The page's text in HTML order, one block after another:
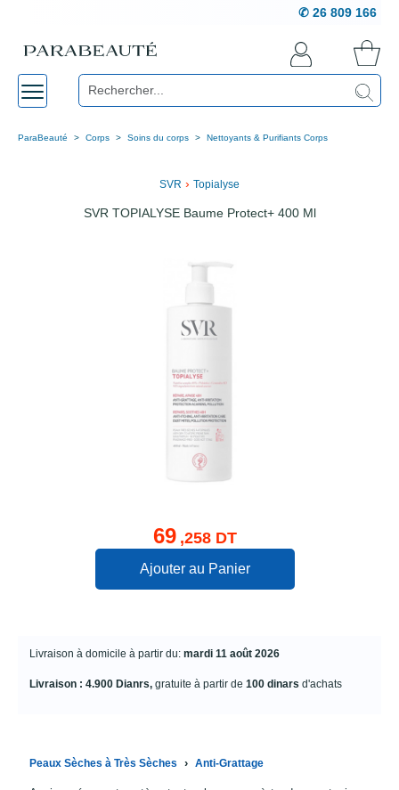
✆ 26 809 166
ParaBeauté Corps Soins du corps Nettoyants & Purifiants Corps
SVR › Topialyse
SVR TOPIALYSE Baume Protect+ 400 Ml
69 ,258 DT
Ajouter au Panier
Livraison à domicile à partir du: mardi 11 août 2026
Livraison : 4.900 Dianrs, gratuite à partir de 100 dinars d'achats
Peaux Sèches à Très Sèches › Anti-Grattage